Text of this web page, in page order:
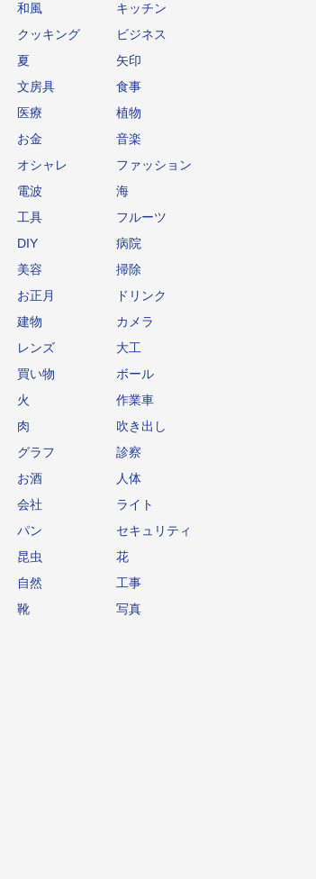
和風
キッチン
クッキング
ビジネス
夏
矢印
文房具
食事
医療
植物
お金
音楽
オシャレ
ファッション
電波
海
工具
フルーツ
DIY
病院
美容
掃除
お正月
ドリンク
建物
カメラ
レンズ
大工
買い物
ボール
火
作業車
肉
吹き出し
グラフ
診察
お酒
人体
会社
ライト
パン
セキュリティ
昆虫
花
自然
工事
靴 写真